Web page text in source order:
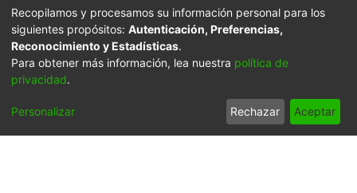
la tecnología que permite la consulta de las imágenes.
Click on the image to open the gallery.
Citation
s. n. & s. n. (1927). Tarjeta de reconocimiento a
Horacio Castaño, de los "Excursionistas de los Andes"
& 200311. OTRO: Biblioteca Departamental Jorge
Recopilamos y procesamos su información personal para los
siguientes propósitos: Autenticación, Preferencias,
Reconocimiento y Estadísticas.
Para obtener más información, lea nuestra política de
privacidad.
Personalizar Rechazar Aceptar